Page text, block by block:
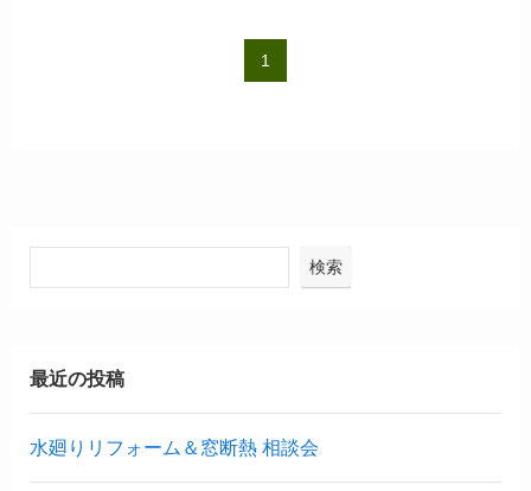
1
検索
最近の投稿
水廻りリフォーム＆窓断熱 相談会